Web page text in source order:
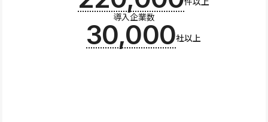
導入企業数
30,000社以上